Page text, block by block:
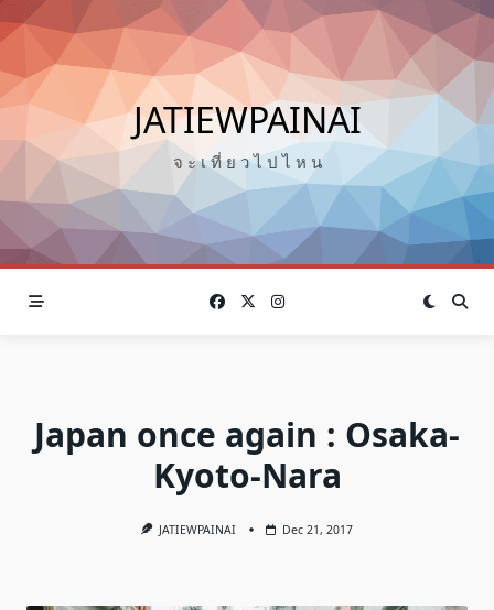
Skip
to
content
JATIEWPAINAI
จ ะ เ ที่ ย ว ไ ป ไ ห น
Japan once again : Osaka-
Kyoto-Nara
JATIEWPAINAI Dec 21, 2017